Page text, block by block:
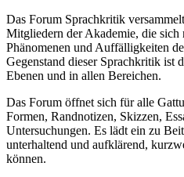
Das Forum Sprachkritik
Mitgliedern der Akademie, die
Phänomenen und Auffälligkeiten
Gegenstand dieser Sprachkritik ist
Ebenen und in allen Bereichen.
Das Forum öffnet sich für alle
Formen, Randnotizen, Skizzen,
Untersuchungen. Es lädt ein zu
unterhaltend und aufklärend,
können.